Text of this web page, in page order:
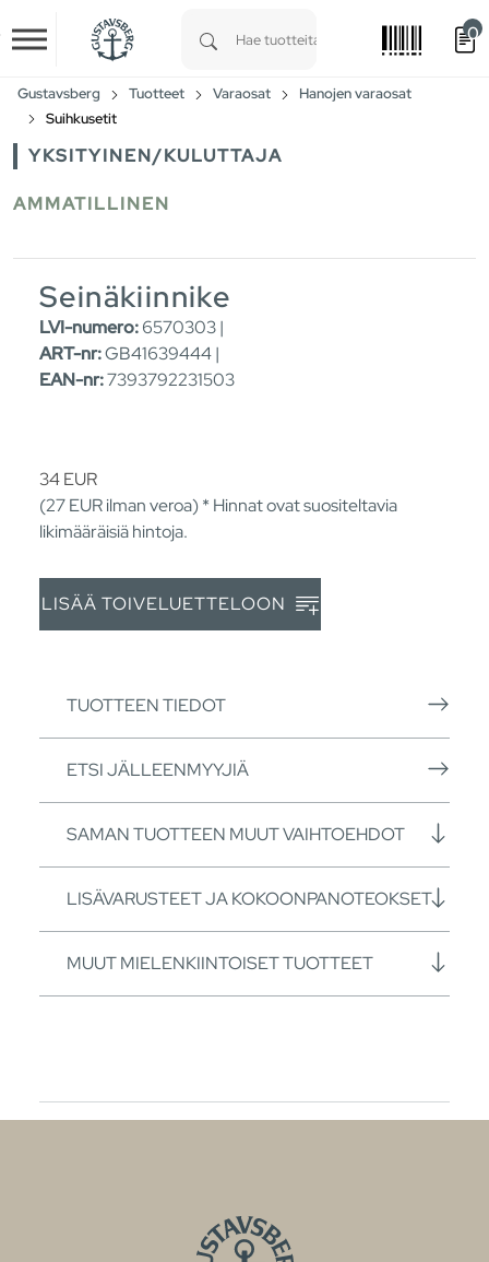
Skip to main content
0
Gustavsberg Tuotteet Varaosat
Hanojen varaosat
Suihkusetit
YKSITYINEN/KULUTTAJA
AMMATILLINEN
Seinäkiinnike
LVI-numero:6570303 |
ART-nr:GB41639444 |
EAN-nr:7393792231503
34EUR
(27EURilman veroa) * Hinnat ovat suositeltavia
likimääräisiä hintoja.
LISÄÄ TOIVELUETTELOON
TUOTTEEN TIEDOT
ETSI JÄLLEENMYYJIÄ
SAMAN TUOTTEEN MUUT VAIHTOEHDOT
LISÄVARUSTEET JA KOKOONPANOTEOKSET
MUUT MIELENKIINTOISET TUOTTEET